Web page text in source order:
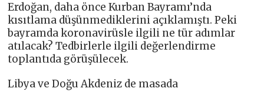
Erdoğan, daha önce Kurban Bayramı’nda
kısıtlama düşünmediklerini açıklamıştı. Peki
bayramda koronavirüsle ilgili ne tür adımlar
atılacak? Tedbirlerle ilgili değerlendirme
toplantıda görüşülecek.
Libya ve Doğu Akdeniz de masada